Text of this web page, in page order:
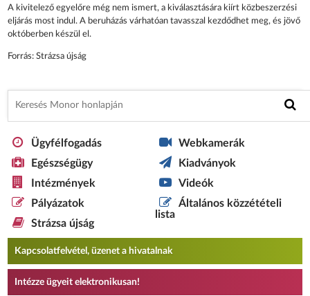
A kivitelező egyelőre még nem ismert, a ki­választására kiírt közbeszerzési
eljárás most indul. A beruházás várhatóan tavasszal kezdődhet meg, és jövő
október­ben készül el.
Forrás: Strázsa újság
Ügyfélfogadás
Egészségügy
Intézmények
Pályázatok
Strázsa újság
Webkamerák
Kiadványok
Videók
Általános közzétételi
lista
Kapcsolatfelvétel, üzenet a hivatalnak
Intézze ügyeit elektronikusan!